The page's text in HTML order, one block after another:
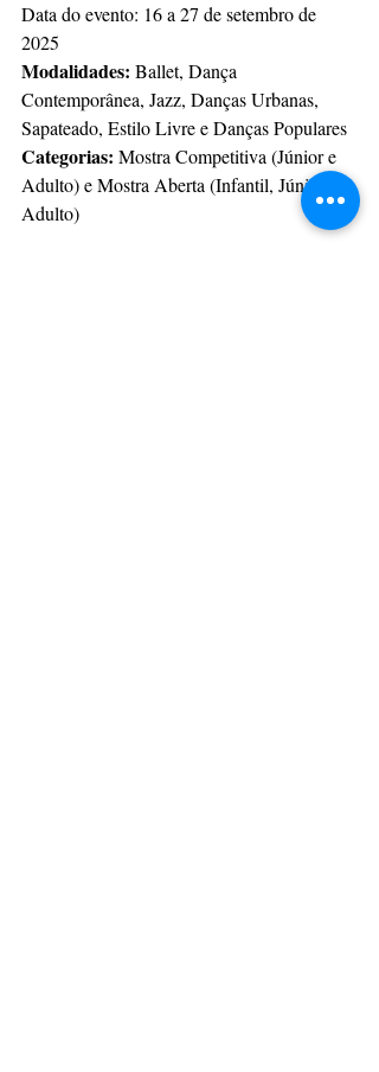
Data do evento: 16 a 27 de setembro de
2025
Modalidades: Ballet, Dança
Contemporânea, Jazz, Danças Urbanas,
Sapateado, Estilo Livre e Danças Populares
Categorias: Mostra Competitiva (Júnior e
Adulto) e Mostra Aberta (Infantil, Júnior e
Adulto)